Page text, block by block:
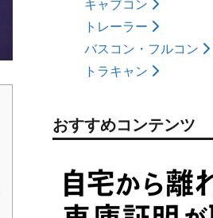
キャブコン
トレーラー
バスコン・フルコン
トラキャン
おすすめコンテンツ